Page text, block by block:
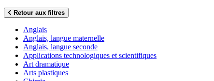
Retour aux filtres
Anglais
Anglais, langue maternelle
Anglais, langue seconde
Applications technologiques et scientifiques
Art dramatique
Arts plastiques